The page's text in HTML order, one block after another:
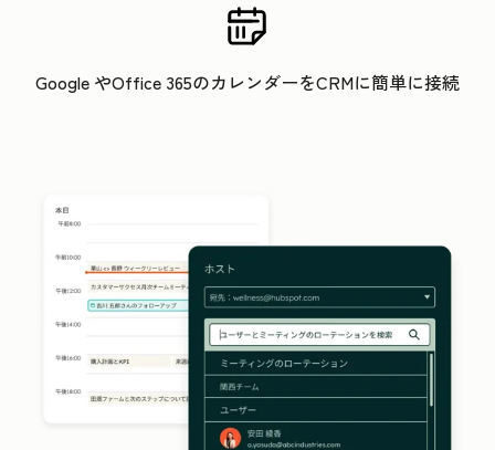
Google やOffice 365のカレンダーをCRMに簡単に接続